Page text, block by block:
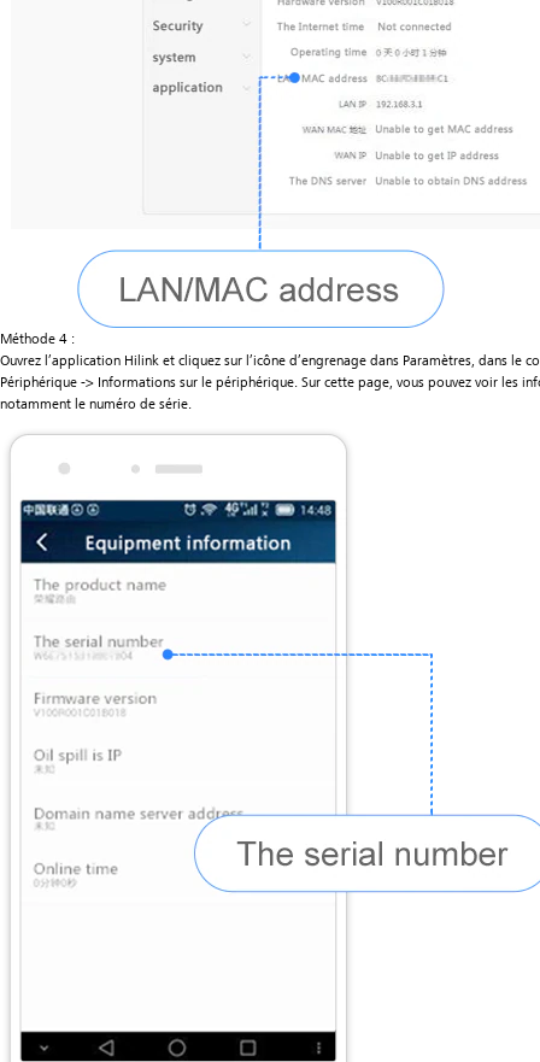
Méthode 4 :
Ouvrez l’application Hilink et cliquez sur l’icône d’engrenage dans Paramètres, dans le
Périphérique -> Informations sur le périphérique. Sur cette page, vous pouvez voir les
notamment le numéro de série.